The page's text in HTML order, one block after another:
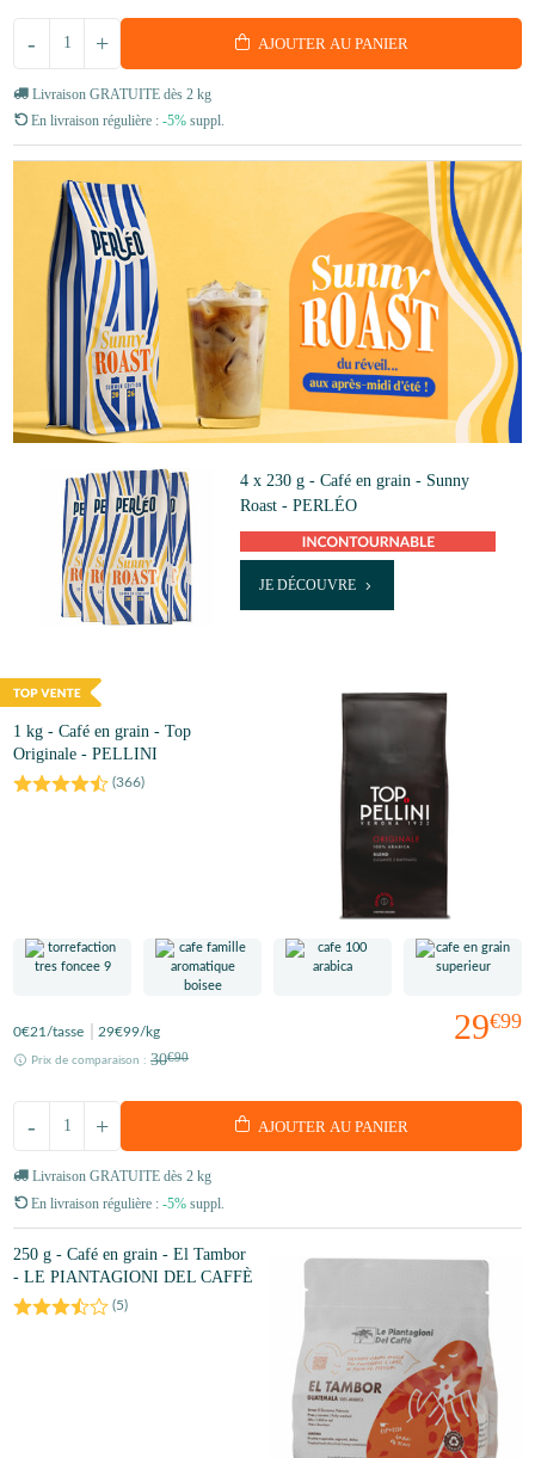
+
- AJOUTER AU PANIER
Livraison GRATUITE dès 2 kg
En livraison régulière : -5% suppl.
4 x 230 g - Café en grain - Sunny
Roast - PERLÉO
JE DÉCOUVRE
1 kg - Café en grain - Top
Originale - PELLINI
(366)
29€99
0€21 /tasse 29€99/kg
Prix de comparaison : 30€90
+
- AJOUTER AU PANIER
Livraison GRATUITE dès 2 kg
En livraison régulière : -5% suppl.
250 g - Café en grain - El Tambor
- LE PIANTAGIONI DEL CAFFÈ
(5)